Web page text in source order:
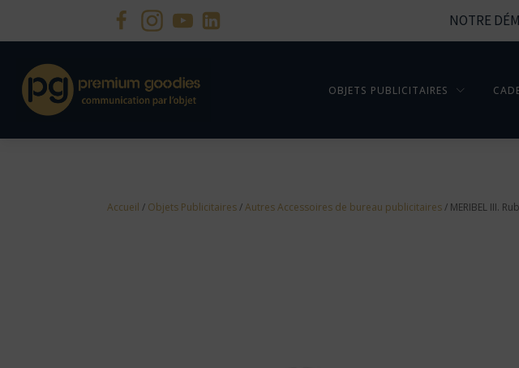
NOTRE
OBJETS PUBLICITAIRES
Accueil / Objets Publicitaires/Autres Accessoires de bureau publicitaires/ MERIBEL III.